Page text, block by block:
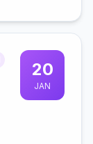
20
JAN